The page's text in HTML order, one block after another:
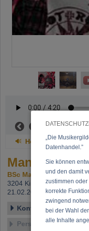
„Die
Datenhandel.”
Sie können
und den damit
zustimmen
korrekte
zwingend
bei der Wahl
alle Inhalte
Now playing:
Head
Manolo
BSc Manuel Wallner
3204 Kirchberg,
Beitritt:
21.02.2024
Kontakt
Personen-Details